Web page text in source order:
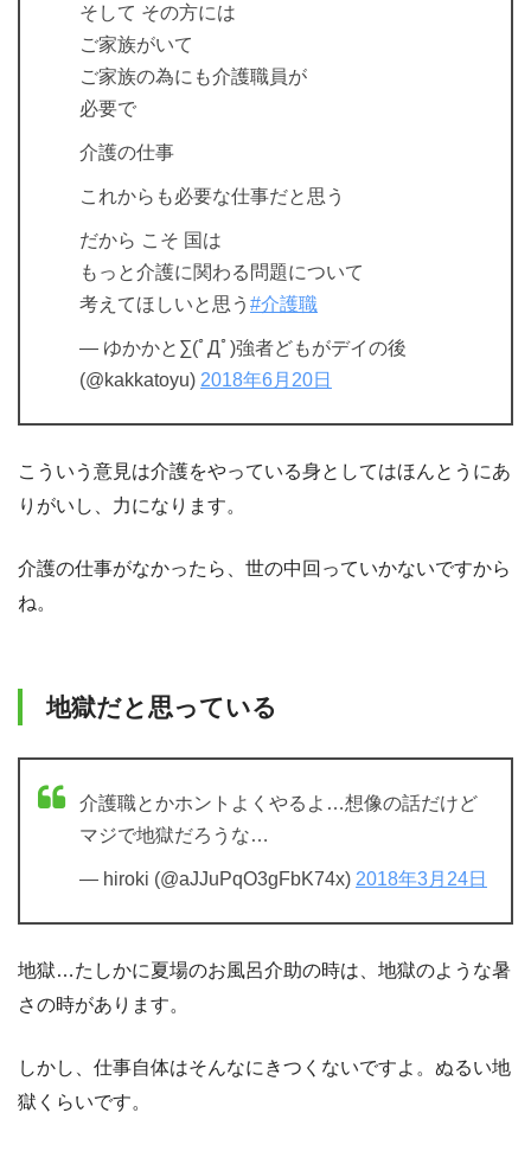
そして その方には
ご家族がいて
ご家族の為にも介護職員が
必要で
介護の仕事
これからも必要な仕事だと思う
だから こそ 国は
もっと介護に関わる問題について
考えてほしいと思う #介護職
— ゆかかと∑(ﾟДﾟ)強者どもがデイの後
(@kakkatoyu) 2018年6月20日
こういう意見は介護をやっている身としてはほんとうにあ
りがいし、力になります。
介護の仕事がなかったら、世の中回っていかないですから
ね。
地獄だと思っている
介護職とかホントよくやるよ…想像の話だけど
マジで地獄だろうな…
— hiroki (@aJJuPqO3gFbK74x) 2018年3月24日
地獄…たしかに夏場のお風呂介助の時は、地獄のような暑
さの時があります。
しかし、仕事自体はそんなにきつくないですよ。ぬるい地
獄くらいです。